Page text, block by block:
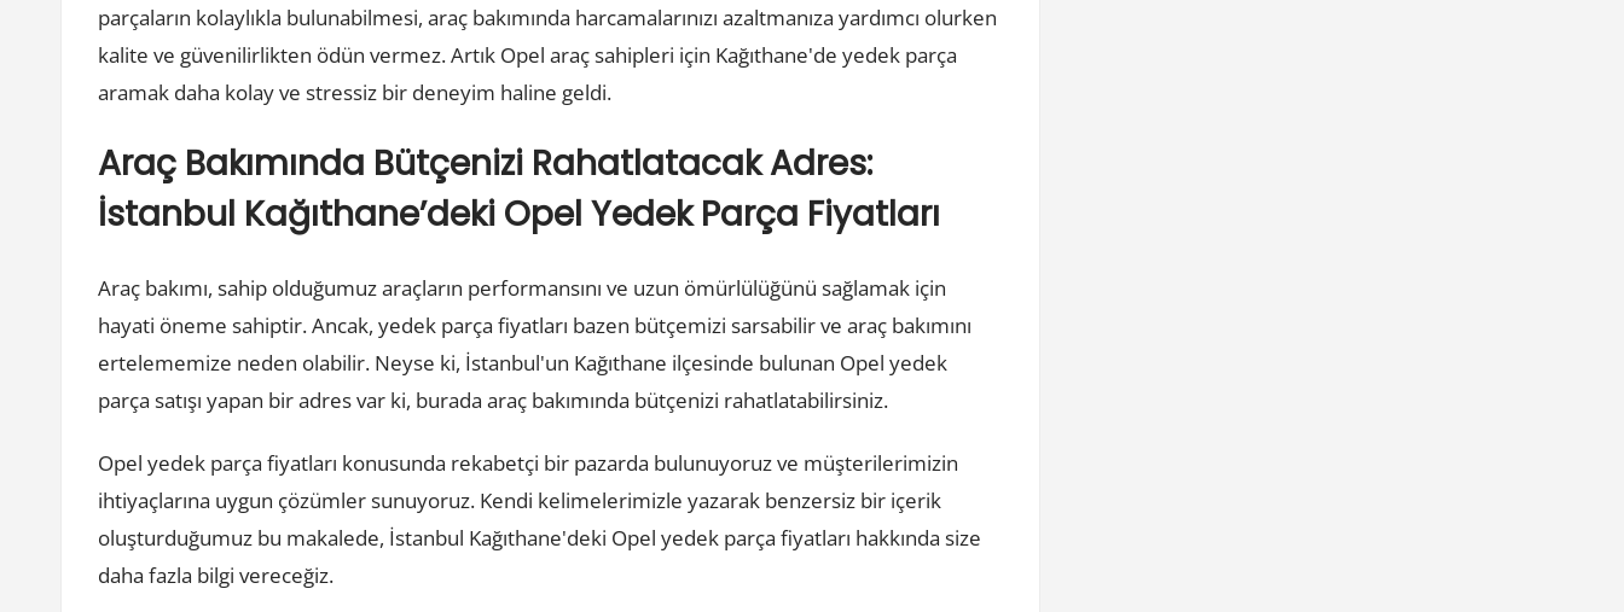
parçaların kolaylıkla bulunabilmesi, araç bakımında harcamalarınızı azaltmanıza yardımcı olurken
kalite ve güvenilirlikten ödün vermez. Artık Opel araç sahipleri için Kağıthane'de yedek parça
aramak daha kolay ve stressiz bir deneyim haline geldi.
Araç Bakımında Bütçenizi Rahatlatacak Adres:
İstanbul Kağıthane’deki Opel Yedek Parça Fiyatları
Araç bakımı, sahip olduğumuz araçların performansını ve uzun ömürlülüğünü sağlamak için
hayati öneme sahiptir. Ancak, yedek parça fiyatları bazen bütçemizi sarsabilir ve araç bakımını
ertelememize neden olabilir. Neyse ki, İstanbul'un Kağıthane ilçesinde bulunan Opel yedek
parça satışı yapan bir adres var ki, burada araç bakımında bütçenizi rahatlatabilirsiniz.
Opel yedek parça fiyatları konusunda rekabetçi bir pazarda bulunuyoruz ve müşterilerimizin
ihtiyaçlarına uygun çözümler sunuyoruz. Kendi kelimelerimizle yazarak benzersiz bir içerik
oluşturduğumuz bu makalede, İstanbul Kağıthane'deki Opel yedek parça fiyatları hakkında size
daha fazla bilgi vereceğiz.